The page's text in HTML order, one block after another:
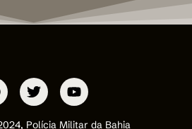
Polícia Militar da Bahia